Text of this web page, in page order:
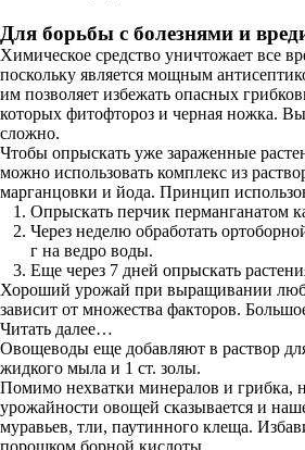
Для борьбы с болезнями и
Химическое средство уничтожает все
поскольку является мощным
им позволяет избежать опасных
которых фитофтороз и черная ножка.
сложно.
Чтобы опрыскать уже зараженные
можно использовать комплекс из
марганцовки и йода. Принцип
Опрыскать перчик перманганатом
Через неделю обработать
г на ведро воды.
Еще через 7 дней опрыскать
Хороший урожай при выращивании
зависит от множества факторов.
Читать далее…
Овощеводы еще добавляют в раствор
жидкого мыла и 1 ст. золы.
Помимо нехватки минералов и грибка,
урожайности овощей сказывается и
муравьев, тли, паутинного клеща.
порошком борной кислоты.